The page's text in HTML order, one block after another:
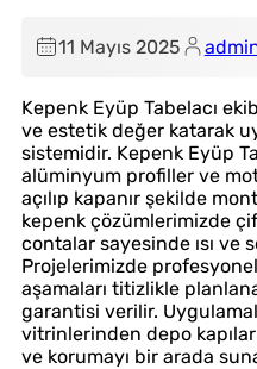
11 Mayıs 2025
Kepenk Eyüp Tabelacı
ve estetik değer katarak
sistemidir. Kepenk Eyüp
alüminyum profiller ve
açılıp kapanır şekilde
kepenk çözümlerimizde
contalar sayesinde ısı ve
Projelerimizde
aşamaları titizlikle
garantisi verilir.
vitrinlerinden depo
ve korumayı bir arada